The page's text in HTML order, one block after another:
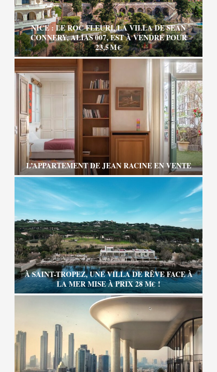
NICE : LE ROC FLEURI, LA VILLA DE SEAN
CONNERY, ALIAS 007, EST À VENDRE POUR
23,5 M €
L’APPARTEMENT DE JEAN RACINE EN VENTE
À SAINT-TROPEZ, UNE VILLA DE RÊVE FACE À
LA MER MISE À PRIX 28 M€ !